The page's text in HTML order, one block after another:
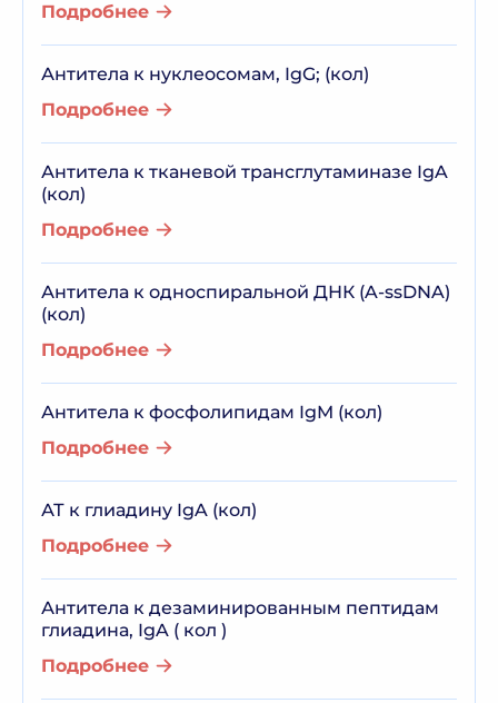
Подробнее
Антитела к нуклеосомам, IgG; (кол)
Подробнее
Антитела к тканевой трансглутаминазе IgA
(кол)
Подробнее
Антитела к односпиральной ДНК (A-ssDNA)
(кол)
Подробнее
Антитела к фосфолипидам IgM (кол)
Подробнее
АТ к глиадину IgA (кол)
Подробнее
Антитела к дезаминированным пептидам
глиадина, IgA ( кол )
Подробнее